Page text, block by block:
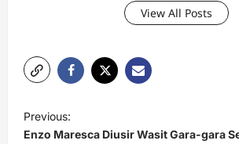
View All Posts
o
Previous:
Enzo Maresca Diusir Wasit Gara-gara